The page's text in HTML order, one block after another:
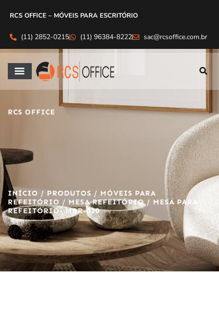
RCS OFFICE – MÓVEIS PARA ESCRITÓRIO
(11) 2852-0215 (11) 96384-8222 sac@rcsoffice.com.br
RCS OFFICE
INÍCIO / PRODUTOS / MÓVEIS PARA
REFEITÓRIO / MESA REFEITÓRIO/ MESA PARA
REFEITÓRIO- MPR-020